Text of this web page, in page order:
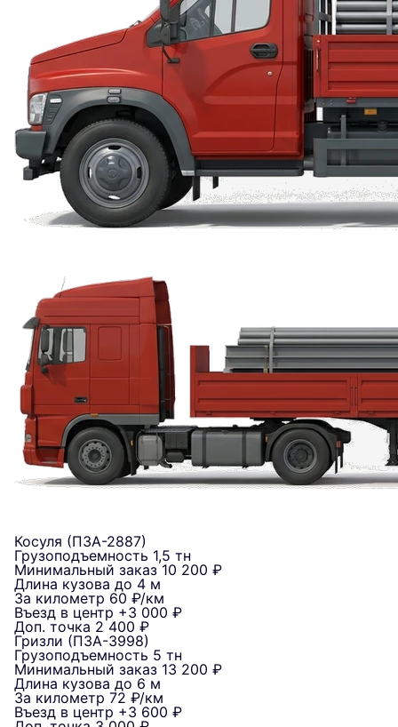
Косуля (ПЗА-2887)
Грузоподъемность 1,5 тн
Минимальный заказ 10 200 ₽
Длина кузова до 4 м
За километр 60 ₽/км
Въезд в центр +3 000 ₽
Доп. точка 2 400 ₽
Гризли (ПЗА-3998)
Грузоподъемность 5 тн
Минимальный заказ 13 200 ₽
Длина кузова до 6 м
За километр 72 ₽/км
Въезд в центр +3 600 ₽